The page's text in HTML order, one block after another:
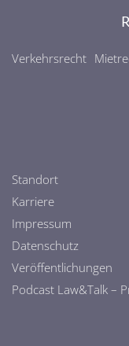
Verkehrsrecht
Standort
Karriere
Impressum
Datenschutz
Veröffentlichungen
Podcast Law&Talk –